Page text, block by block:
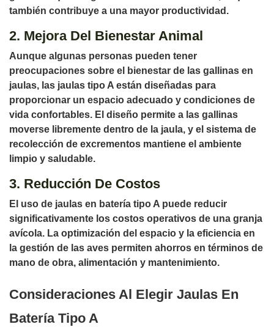
también contribuye a una mayor productividad.
2. Mejora Del Bienestar Animal
Aunque algunas personas pueden tener
preocupaciones sobre el bienestar de las gallinas en
jaulas, las jaulas tipo A están diseñadas para
proporcionar un espacio adecuado y condiciones de
vida confortables. El diseño permite a las gallinas
moverse libremente dentro de la jaula, y el sistema de
recolección de excrementos mantiene el ambiente
limpio y saludable.
3. Reducción De Costos
El uso de jaulas en batería tipo A puede reducir
significativamente los costos operativos de una granja
avícola. La optimización del espacio y la eficiencia en
la gestión de las aves permiten ahorros en términos de
mano de obra, alimentación y mantenimiento.
Consideraciones Al Elegir Jaulas En
Batería Tipo A